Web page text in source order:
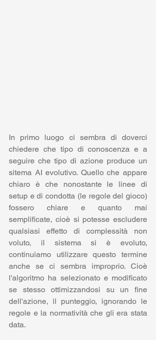
In primo luogo ci sembra di doverci
chiedere che tipo di conoscenza e a
seguire che tipo di azione produce un
sitema AI evolutivo. Quello che appare
chiaro è che nonostante le linee di
setup e di condotta (le regole del gioco)
fossero chiare e quanto mai
semplificate, cioè si potesse escludere
qualsiasi effetto di complessità non
voluto, il sistema si è evoluto,
continuiamo utilizzare questo termine
anche se ci sembra improprio. Cioè
l'algoritmo ha selezionato e modificato
se stesso ottimizzandosi su un fine
dell'azione, il punteggio, ignorando le
regole e la normatività che gli era stata
data.